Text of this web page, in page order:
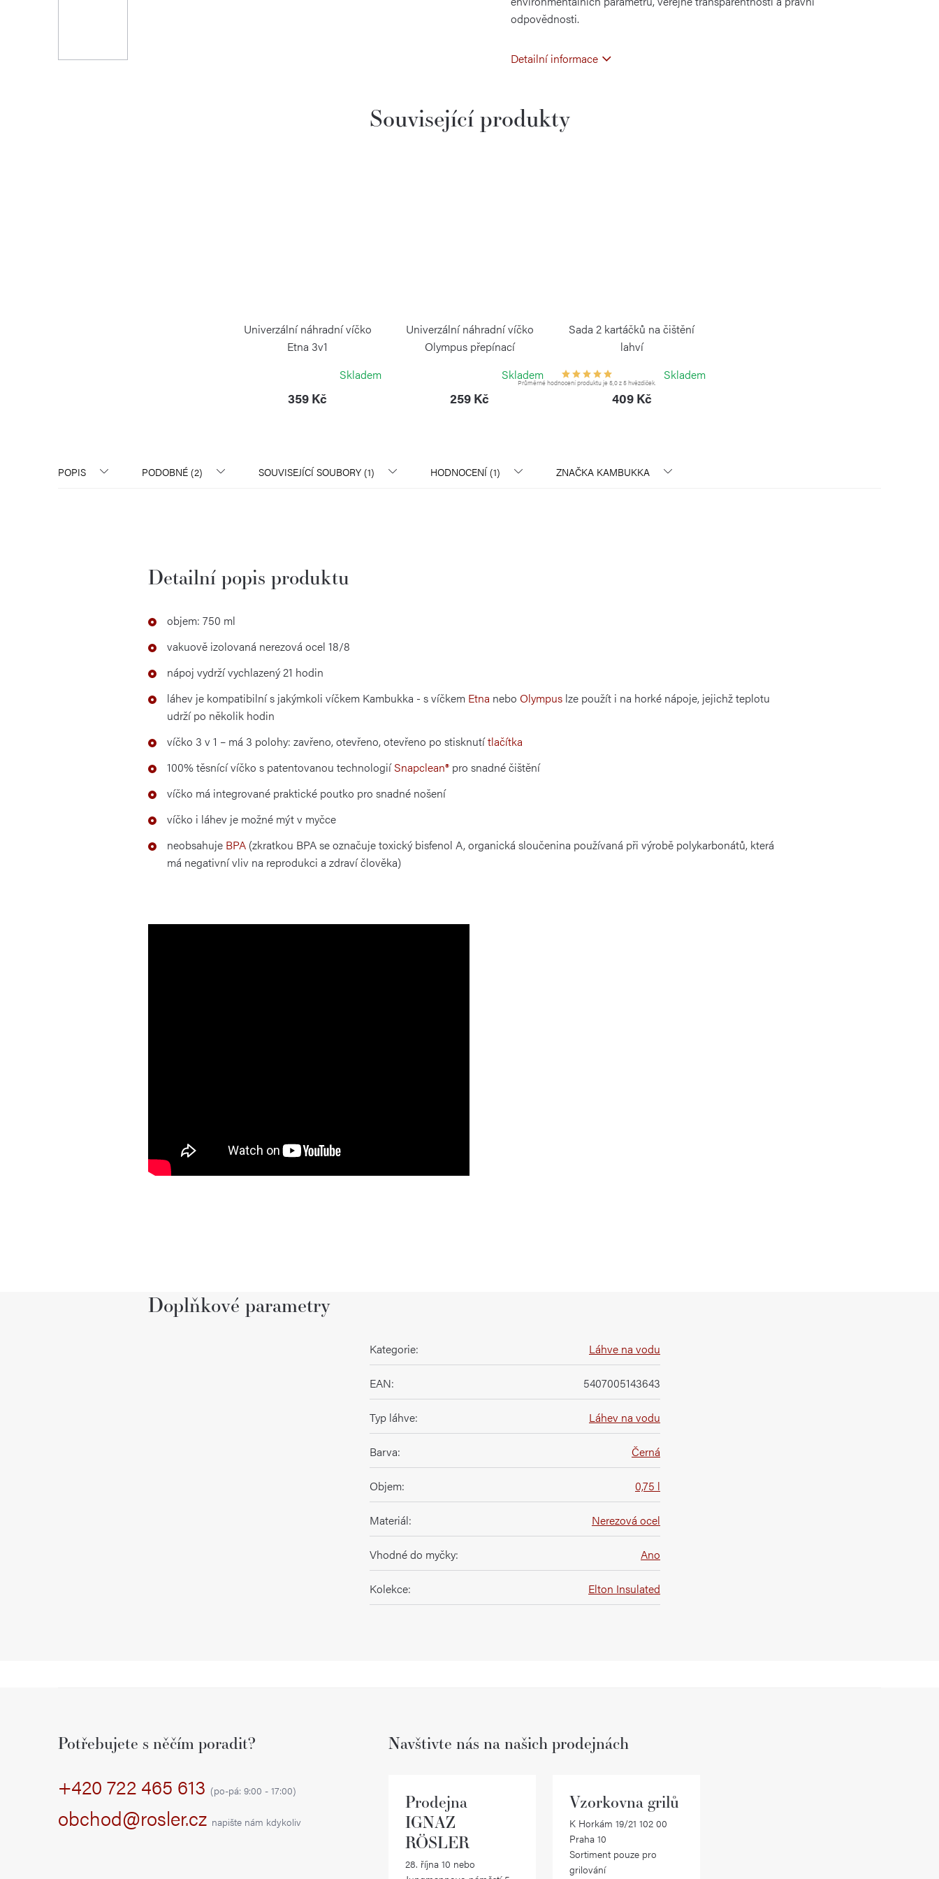
odpovědnosti.
Detailní informace
Související produkty
Univerzální náhradní víčko
Etna 3v1
Skladem
359 Kč
Univerzální náhradní víčko
Olympus přepínací
Skladem
259 Kč
Sada 2 kartáčků na čištění
lahví
Průměrné hodnocení produktu je 5,0 z 5 hvězdiček.
Skladem
409 Kč
POPIS PODOBNÉ (2) SOUVISEJÍCÍ SOUBORY (1) HODNOCENÍ (1) ZNAČKA KAMBUKKA
Detailní popis produktu
objem: 750 ml
vakuově izolovaná nerezová ocel 18/8
nápoj vydrží vychlazený 21 hodin
láhev je kompatibilní s jakýmkoli víčkem Kambukka - s víčkem Etna nebo Olympus lze použít i na horké nápoje, jejichž teplotu
udrží po několik hodin
víčko 3 v 1 – má 3 polohy: zavřeno, otevřeno, otevřeno po stisknutítlačítka
100% těsnící víčko s patentovanou technologiíSnapclean® pro snadné čištění
víčko má integrované praktické poutko pro snadné nošení
víčko i láhev je možné mýt v myčce
neobsahuje BPA (zkratkou BPA se označuje toxický bisfenol A, organická sloučenina používaná při výrobě polykarbonátů, která
má negativní vliv na reprodukci a zdraví člověka)
Doplňkové parametry
Kategorie: Láhve na vodu
EAN: 5407005143643
Typ láhve: Láhev na vodu
Barva: Černá
Objem: 0,75 l
Materiál: Nerezová ocel
Vhodné do myčky: Ano
Kolekce: Elton Insulated
Potřebujete s něčím poradit?
+420 722 465 613 (po-pá: 9:00 - 17:00)
obchod@rosler.cz napište nám kdykoliv
Navštivte nás na našich prodejnách
Prodejna
IGNAZ
RÖSLER
28. října 10 nebo
Vzorkovna grilů
K Horkám 19/21 102 00
Praha 10
Sortiment pouze pro
grilování